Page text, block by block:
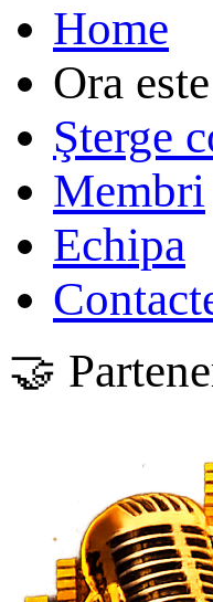
Home
Ora este
Şterge
Membri
Echipa
🤝